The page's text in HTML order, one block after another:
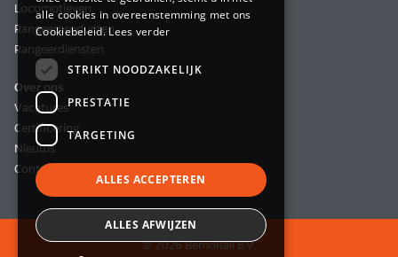
Locomotieven
Rangeerproducten
Rangeerdiensten
Over ons
Vacatures
Certificering
Nieuws
Contact
© 2026 BemoRail B.V.
alle cookies in overeenstemming met ons
Cookiebeleid.Lees verder
STRIKT NOODZAKELIJK
PRESTATIE
TARGETING
ALLES ACCEPTEREN
ALLES AFWIJZEN